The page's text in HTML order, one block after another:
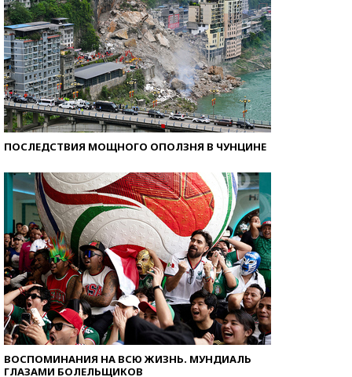
ПОСЛЕДСТВИЯ МОЩНОГО ОПОЛЗНЯ В ЧУНЦИНЕ
ВОСПОМИНАНИЯ НА ВСЮ ЖИЗНЬ. МУНДИАЛЬ
ГЛАЗАМИ БОЛЕЛЬЩИКОВ